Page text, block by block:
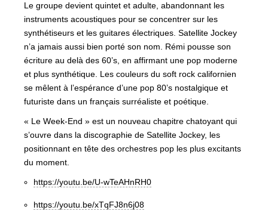
Le groupe devient quintet et adulte, abandonnant les
instruments acoustiques pour se concentrer sur les
synthétiseurs et les guitares électriques. Satellite Jockey
n’a jamais aussi bien porté son nom. Rémi pousse son
écriture au delà des 60’s, en affirmant une pop moderne
et plus synthétique. Les couleurs du soft rock californien
se mêlent à l’espérance d’une pop 80’s nostalgique et
futuriste dans un français surréaliste et poétique.
« Le Week-End » est un nouveau chapitre chatoyant qui
s’ouvre dans la discographie de Satellite Jockey, les
positionnant en tête des orchestres pop les plus excitants
du moment.
https://youtu.be/U-wTeAHnRH0
https://youtu.be/xTqFJ8n6j08